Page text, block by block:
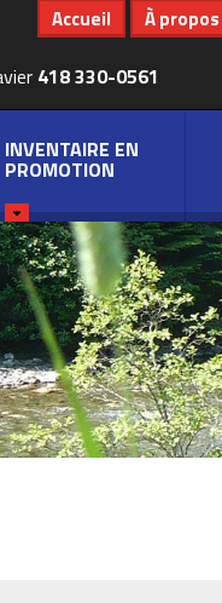
418 330-0561
Accueil À propos
INVENTAIRE EN
PROMOTION